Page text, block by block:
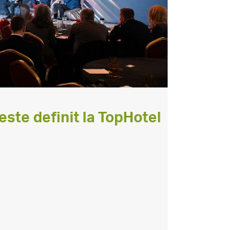
definit la TopHotel